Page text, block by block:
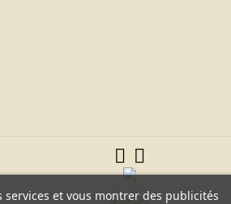
et vous montrer des publicités